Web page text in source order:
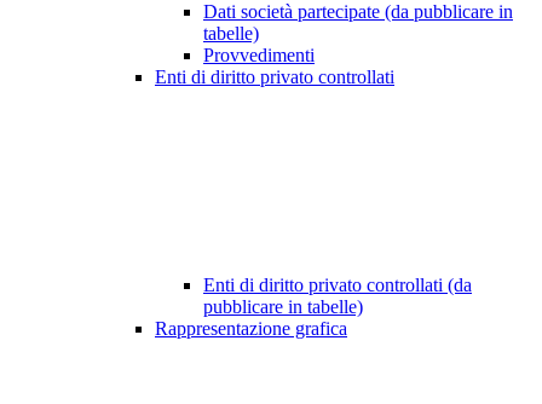
Dati società partecipate (da pubblicare in
tabelle)
Provvedimenti
Enti di diritto privato controllati
Enti di diritto privato controllati (da
pubblicare in tabelle)
Rappresentazione grafica